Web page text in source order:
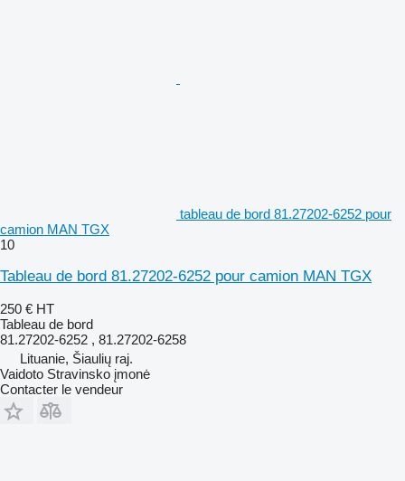
tableau de bord 81.27202-6252 pour
camion MAN TGX
10
Tableau de bord 81.27202-6252 pour camion MAN TGX
250 € HT
Tableau de bord
81.27202-6252 , 81.27202-6258
Lituanie, Šiaulių raj.
Vaidoto Stravinsko įmonė
Contacter le vendeur